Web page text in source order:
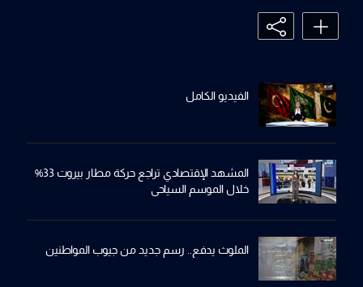
الفيديو الكامل
المشهد الإقتصادي تراجع حركة مطار بيروت 33%
خلال الموسم السياحي
الملوث يدفع.. رسم جديد من جيوب المواطنين